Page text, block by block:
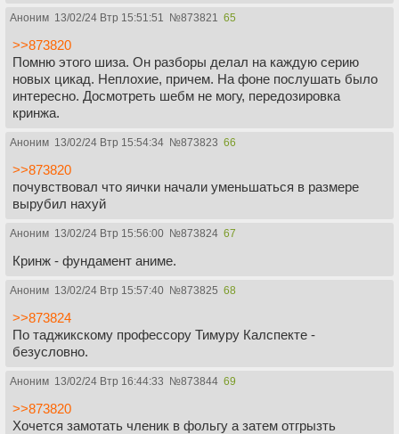
Аноним 13/02/24 Втр 15:51:51 №873821 65
>>873820
Помню этого шиза. Он разборы делал на каждую серию
новых цикад. Неплохие, причем. На фоне послушать было
интересно. Досмотреть шебм не могу, передозировка
кринжа.
Аноним 13/02/24 Втр 15:54:34 №873823 66
>>873820
почувствовал что яички начали уменьшаться в размере
вырубил нахуй
Аноним 13/02/24 Втр 15:56:00 №873824 67
Кринж - фундамент аниме.
Аноним 13/02/24 Втр 15:57:40 №873825 68
>>873824
По таджикскому профессору Тимуру Калспекте -
безусловно.
Аноним 13/02/24 Втр 16:44:33 №873844 69
>>873820
Хочется замотать членик в фольгу а затем отгрызть